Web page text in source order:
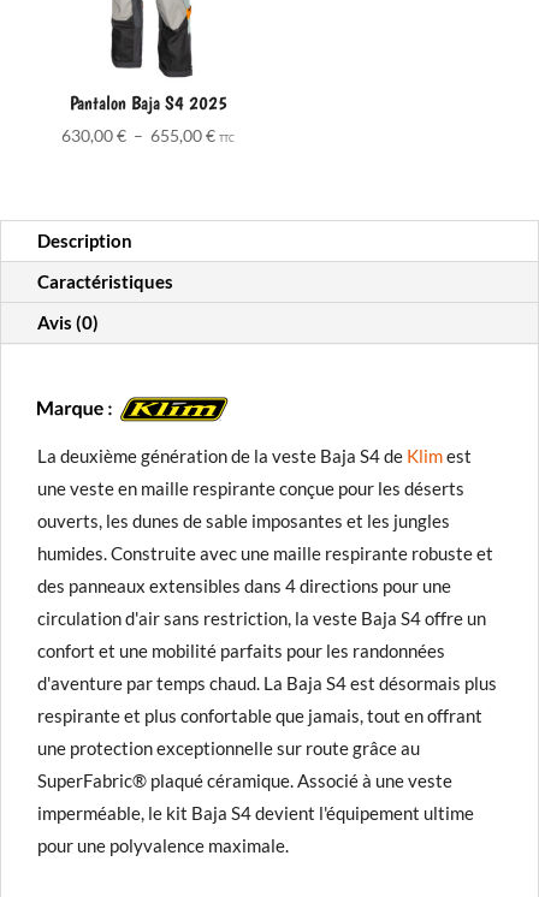
Pantalon Baja S4 2025
630,00€ – 655,00€Plage
655,00 €
TTC
Description
Caractéristiques
Avis (0)
La deuxième génération de la veste Baja S4 de Klimest
une veste en maille respirante conçue pour les déserts
ouverts, les dunes de sable imposantes et les jungles
humides. Construite avec une maille respirante robuste et
des panneaux extensibles dans 4 directions pour une
circulation d'air sans restriction, la veste Baja S4 offre un
confort et une mobilité parfaits pour les randonnées
d'aventure par temps chaud. La Baja S4 est désormais plus
respirante et plus confortable que jamais, tout en offrant
une protection exceptionnelle sur route grâce au
SuperFabric® plaqué céramique. Associé à une veste
imperméable, le kit Baja S4 devient l'équipement ultime
pour une polyvalence maximale.